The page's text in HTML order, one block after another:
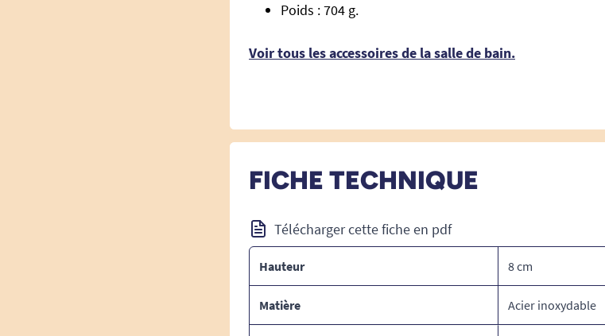
Poids : 704 g.
Voir tous les accessoires de la salle de bain.
FICHE TECHNIQUE
Télécharger cette fiche en pdf
Hauteur 8 cm
Matière Acier inoxydable